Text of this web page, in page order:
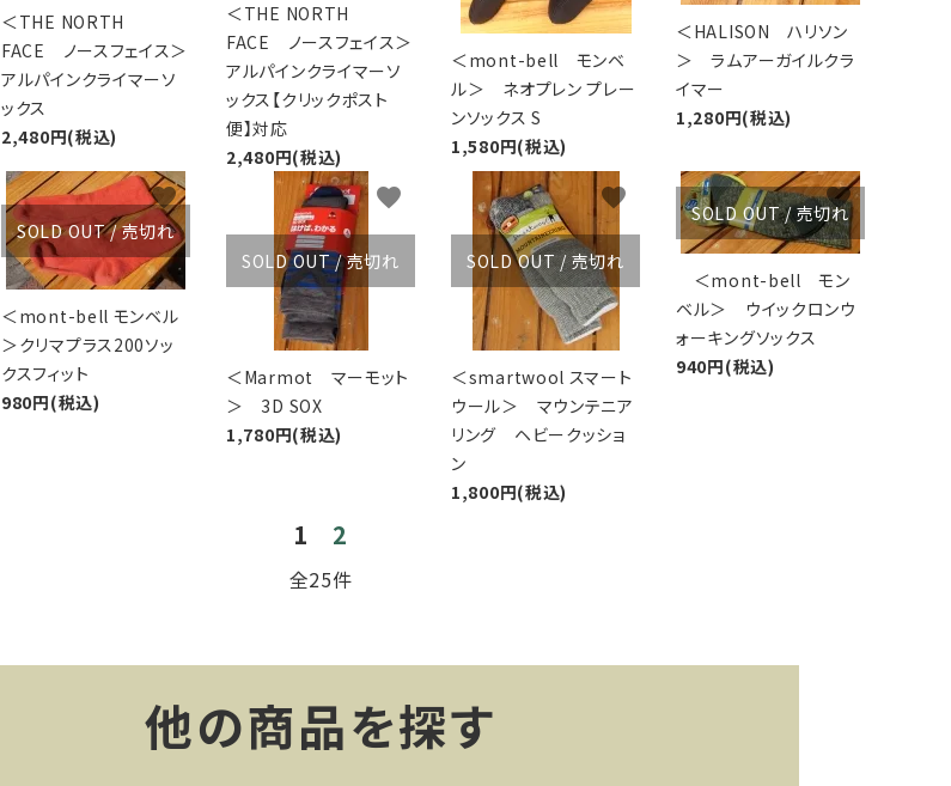
＜THE NORTH
FACE ノースフェイス＞
アルパインクライマーソ
ックス
2,480円(税込)
＜THE NORTH
FACE ノースフェイス＞
アルパインクライマーソ
ックス【クリックポスト
便】対応
2,480円(税込)
＜mont-bell モンベ
ル＞ ネオプレン プレー
ンソックス S
1,580円(税込)
＜HALISON ハリソン
＞ ラムアーガイルクラ
イマー
1,280円(税込)
SOLD OUT / 売切れ
＜mont-bell モンベル
＞クリマプラス200ソッ
クスフィット
980円(税込)
favorite
SOLD OUT / 売切れ
＜Marmot マーモット
＞ 3D SOX
1,780円(税込)
favorite
SOLD OUT / 売切れ
＜smartwool スマート
ウール＞ マウンテニア
リング ヘビークッショ
ン
1,800円(税込)
favorite
SOLD OUT / 売切れ
＜mont-bell モン
ベル＞ ウイックロンウ
ォーキングソックス
940円(税込)
favorite
1 2
全25件
他の商品を探す